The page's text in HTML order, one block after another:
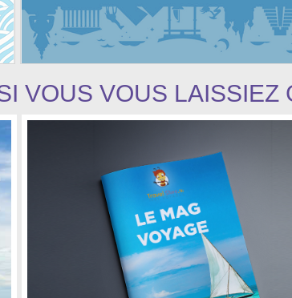
VOUS VOUS LAISSIEZ